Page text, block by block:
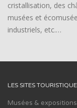
cristallisation, des
musées et
industriels, etc.…
LES SITES
Musées & expositions